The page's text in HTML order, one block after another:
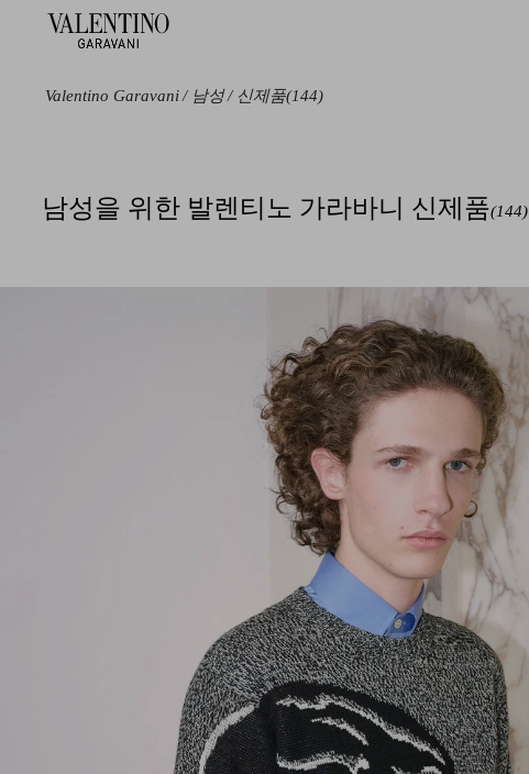
Valentino Garavani/ 남성/ 신제품(144)
블랙
퍼플
Antibes
VLogo Signature
숄더백
백팩
샌들 & 슬라이드
샌들
스니커즈
로퍼 & 드라이빙
슈즈
지갑 & 가죽 소품
벨트
주얼리
모자 & 장갑
코트 & 블레이저
재킷 & 다운 재킷
팬츠 & 쇼츠
셔츠
니트웨어
티셔츠 & 스웻셔
츠
데님
타이
085
10
105
110
115
19
25
29
32
33
34
36
38
39
39.5
남성을 위한 발렌티노 가라바니 신제품(144)